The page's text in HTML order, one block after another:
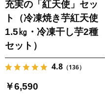
充実の「紅天使」セッ
ト（冷凍焼き芋紅天使
1.5㎏・冷凍干し芋2種
セット）
4.8 （136）
￥6,590